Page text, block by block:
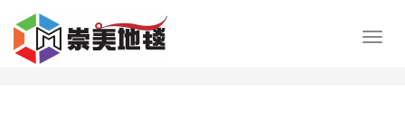
展